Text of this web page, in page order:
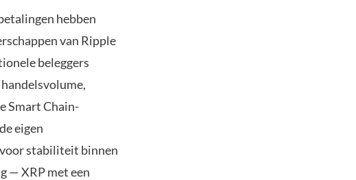
hebben
van Ripple
beleggers
Smart Chain-
eigen
stabiliteit binnen
— XRP met een